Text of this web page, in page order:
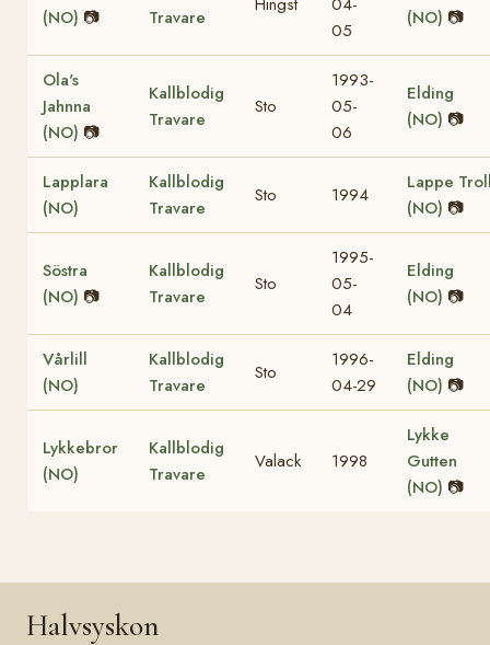
(NO) 📷
Travare
05
(NO) 📷
Ola's
Jahnna
(NO) 📷
Kallblodig
Travare
Sto
1993-
05-
06
Elding
(NO) 📷
Lapplara
(NO)
Kallblodig
Travare
Sto 1994
Lappe
(NO) 📷
Söstra
(NO) 📷
Kallblodig
Travare
Sto
1995-
05-
04
Elding
(NO) 📷
Vårlill
(NO)
Kallblodig
Travare
Sto
1996-
04-29
Elding
(NO) 📷
Lykkebror
(NO)
Kallblodig
Travare
Valack 1998
Lykke
Gutten
(NO) 📷
Halvsyskon